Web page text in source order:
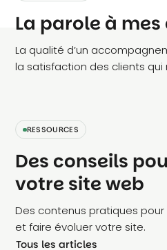
La parole à
La qualité d’un
la satisfaction des clients qui
RESSOURCES
Des conseils
votre site web
Des contenus pratiques
et faire évoluer votre site.
Tous les articles